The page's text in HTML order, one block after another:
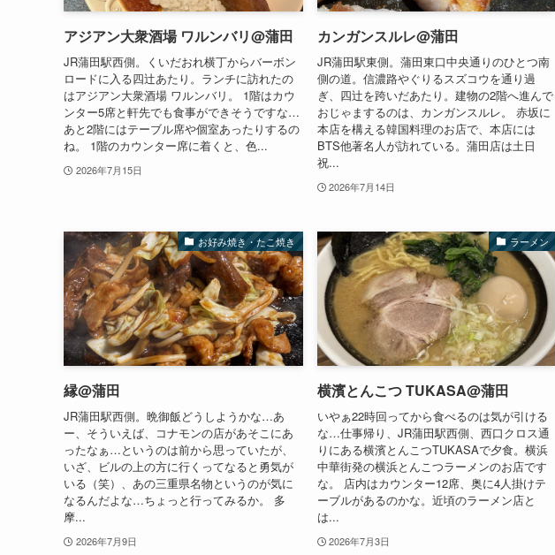
アジアン大衆酒場 ワルンバリ@蒲田
JR蒲田駅西側。くいだおれ横丁からバーボン
ロードに入る四辻あたり。ランチに訪れたの
はアジアン大衆酒場 ワルンバリ。 1階はカウ
ンター5席と軒先でも食事ができそうですな…
あと2階にはテーブル席や個室あったりするの
ね。 1階のカウンター席に着くと、色...
2026年7月15日
カンガンスルレ@蒲田
JR蒲田駅東側。蒲田東口中央通りのひとつ南
側の道。信濃路やぐりるスズコウを通り過
ぎ、四辻を跨いだあたり。建物の2階へ進んで
おじゃまするのは、カンガンスルレ。 赤坂に
本店を構える韓国料理のお店で、本店には
BTS他著名人が訪れている。蒲田店は土日
祝...
2026年7月14日
お好み焼き・たこ焼き
縁@蒲田
JR蒲田駅西側。晩御飯どうしようかな…あ
ー、そういえば、コナモンの店があそこにあ
ったなぁ…というのは前から思っていたが、
いざ、ビルの上の方に行くってなると勇気が
いる（笑）、あの三重県名物というのが気に
なるんだよな…ちょっと行ってみるか。 多
摩...
2026年7月9日
ラーメン
横濱とんこつ TUKASA@蒲田
いやぁ22時回ってから食べるのは気が引ける
な…仕事帰り、JR蒲田駅西側、西口クロス通
りにある横濱とんこつTUKASAで夕食。横浜
中華街発の横浜とんこつラーメンのお店です
な。 店内はカウンター12席、奥に4人掛けテ
ーブルがあるのかな。近頃のラーメン店と
は...
2026年7月3日